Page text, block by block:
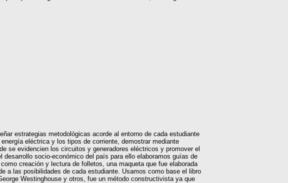
estrategias metodológicas acorde al entorno de cada estudiante
eléctrica y los tipos de corriente, demostrar mediante
se evidencien los circuitos y generadores eléctricos y promover el
socio-económico del país para ello elaboramos guías de
creación y lectura de folletos, una maqueta que fue elaborada
a las posibilidades de cada estudiante. Usamos como base el libro
Westinghouse y otros, fue un método constructivista ya que